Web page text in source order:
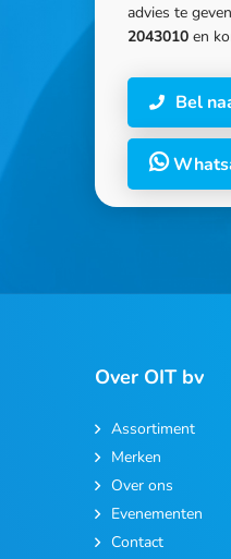
advies te
2043010 en
Bel
Over OIT bv
Assortiment
Merken
Over ons
Evenementen
Contact